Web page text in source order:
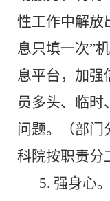
性工作中解放
息只填一次”
息平台，加强
员多头、临时
问题。（部门
科院按职责分
5. 强身心